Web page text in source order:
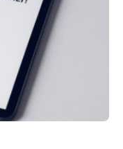
Frauen unter 30